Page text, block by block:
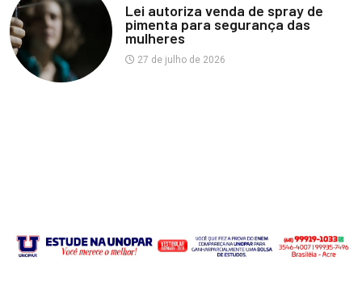
Lei autoriza venda de spray de
pimenta para segurança das
mulheres
27 de julho de 2026